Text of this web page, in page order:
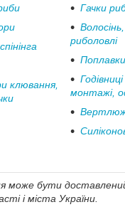
клювання,
Гачки
риболовлі
Поплавки
монтажі,
може бути
і міста України.